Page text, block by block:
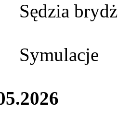
Sędzia
Symulacje